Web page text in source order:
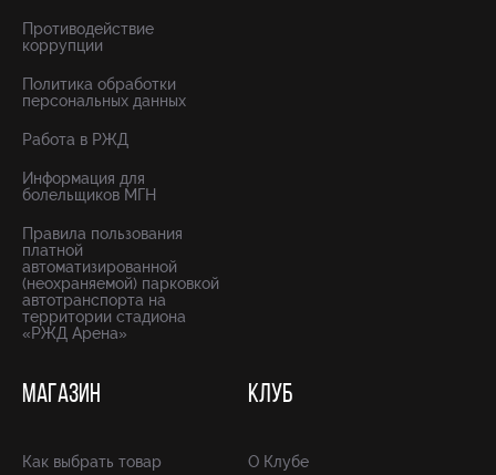
Противодействие
коррупции
Политика обработки
персональных данных
Работа в РЖД
Информация для
болельщиков МГН
Правила пользования
платной
автоматизированной
(неохраняемой) парковкой
автотранспорта на
территории стадиона
«РЖД Арена»
МАГАЗИН
Как выбрать товар
КЛУБ
О Клубе